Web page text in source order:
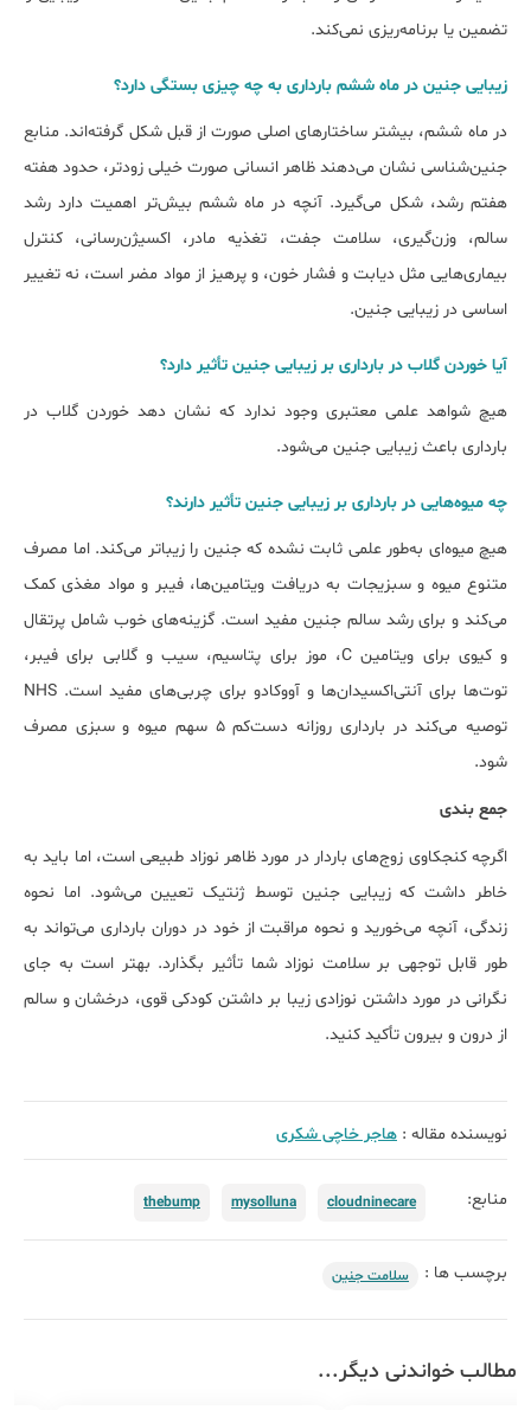
تضمین یا برنامه‌ریزی نمی‌کند.
زیبایی جنین در ماه ششم بارداری به چه چیزی بستگی دارد؟
در ماه ششم، بیشتر ساختارهای اصلی صورت از قبل شکل گرفته‌اند. منابع
جنین‌شناسی نشان می‌دهند ظاهر انسانی صورت خیلی زودتر، حدود هفته
هفتم رشد، شکل می‌گیرد. آنچه در ماه ششم بیش‌تر اهمیت دارد رشد
سالم، وزن‌گیری، سلامت جفت، تغذیه مادر، اکسیژن‌رسانی، کنترل
بیماری‌هایی مثل دیابت و فشار خون، و پرهیز از مواد مضر است، نه تغییر
اساسی در زیبایی جنین.
آیا خوردن گلاب در بارداری بر زیبایی جنین تأثیر دارد؟
هیچ شواهد علمی معتبری وجود ندارد که نشان دهد خوردن گلاب در
بارداری باعث زیبایی جنین می‌شود.
چه میوه‌هایی در بارداری بر زیبایی جنین تأثیر دارند؟
هیچ میوه‌ای به‌طور علمی ثابت نشده که جنین را زیباتر می‌کند. اما مصرف
متنوع میوه و سبزیجات به دریافت ویتامین‌ها، فیبر و مواد مغذی کمک
می‌کند و برای رشد سالم جنین مفید است. گزینه‌های خوب شامل پرتقال
و کیوی برای ویتامین C، موز برای پتاسیم، سیب و گلابی برای فیبر،
توت‌ها برای آنتی‌اکسیدان‌ها و آووکادو برای چربی‌های مفید است. NHS
توصیه می‌کند در بارداری روزانه دست‌کم ۵ سهم میوه و سبزی مصرف
شود.
جمع بندی
اگرچه کنجکاوی زوج‌های باردار در مورد ظاهر نوزاد طبیعی است، اما باید به
خاطر داشت که زیبایی جنین توسط ژنتیک تعیین می‌شود. اما نحوه
زندگی، آنچه می‌خورید و نحوه مراقبت از خود در دوران بارداری می‌تواند به
طور قابل توجهی بر سلامت نوزاد شما تأثیر بگذارد. بهتر است به جای
نگرانی در مورد داشتن نوزادی زیبا بر داشتن کودکی قوی، درخشان و سالم
از درون و بیرون تأکید کنید.
نویسنده مقاله : هاجر خاچی شکری
منابع: cloudninecare
mysolluna
thebump
برچسب ها : سلامت جنین
مطالب خواندنی دیگر...